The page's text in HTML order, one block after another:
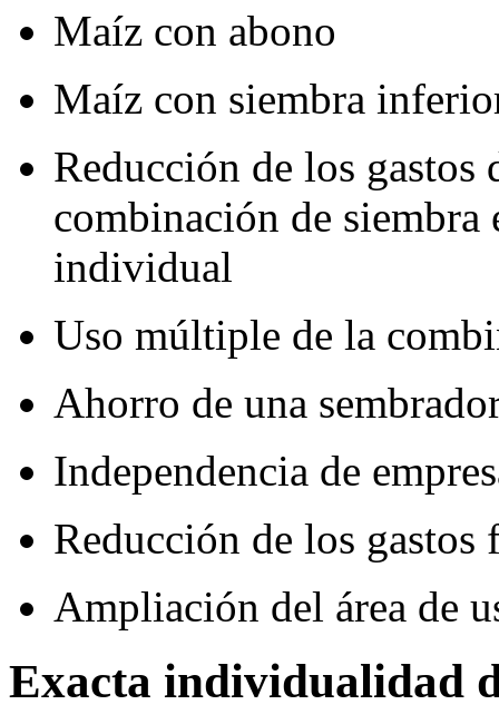
Maíz con abono
Maíz con siembra
Reducción de los gastos
combinación de siembra
individual
Uso múltiple de la
Ahorro de una
Independencia de
Reducción de los gastos
Ampliación del área de
Exacta individualidad